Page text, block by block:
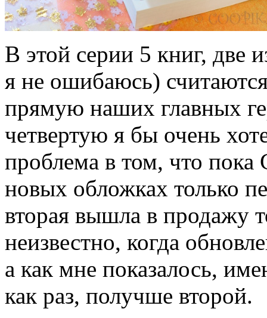
В этой серии 5 книг, две
я не ошибаюсь)
прямую наших главных
четвертую я бы очень
проблема в том, что пока
новых обложках только
вторая вышла в продажу
неизвестно, когда
а как мне показалось,
как раз, получше второй.